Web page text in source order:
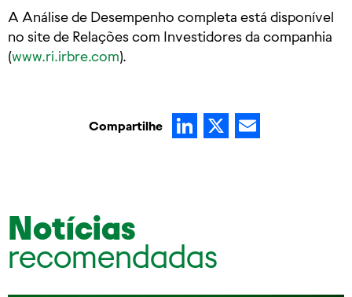
A Análise de Desempenho completa está disponível
no site de Relações com Investidores da companhia
(www.ri.irbre.com).
Compartilhe LinkedIn
X
Notícias
recomendadas